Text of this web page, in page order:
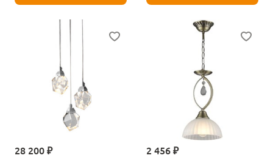
28 200 ₽ 2 456 ₽